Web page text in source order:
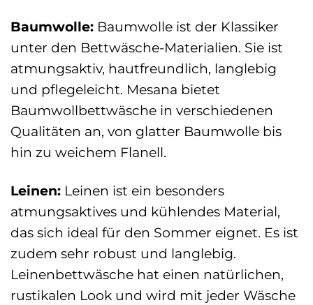
Baumwolle: Baumwolle ist der Klassiker
unter den Bettwäsche-Materialien. Sie ist
atmungsaktiv, hautfreundlich, langlebig
und pflegeleicht. Mesana bietet
Baumwollbettwäsche in verschiedenen
Qualitäten an, von glatter Baumwolle bis
hin zu weichem Flanell.
Leinen: Leinen ist ein besonders
atmungsaktives und kühlendes Material,
das sich ideal für den Sommer eignet. Es ist
zudem sehr robust und langlebig.
Leinenbettwäsche hat einen natürlichen,
rustikalen Look und wird mit jeder Wäsche